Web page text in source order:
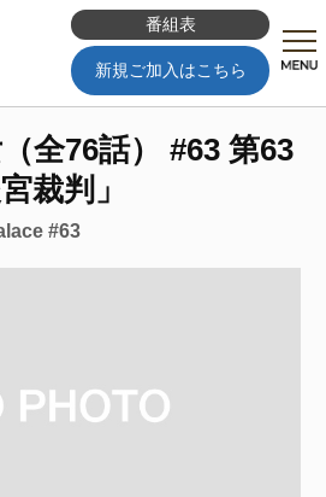
番組表
新規ご加入はこちら
全76話） #63 第63
裁判」
#63